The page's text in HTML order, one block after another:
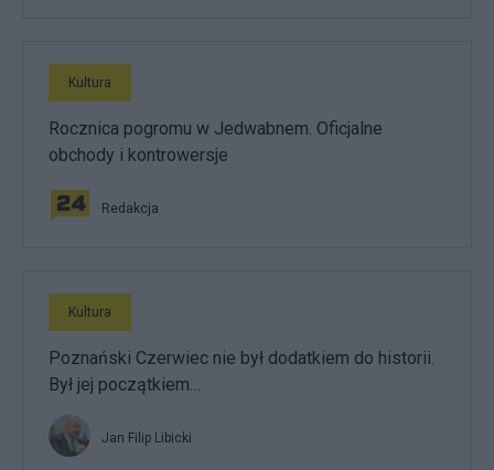
Kultura
Rocznica pogromu w Jedwabnem. Oficjalne
obchody i kontrowersje
Redakcja
Kultura
Poznański Czerwiec nie był dodatkiem do historii.
Był jej początkiem…
Jan Filip Libicki